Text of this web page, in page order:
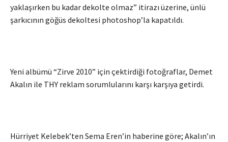
yaklaşırken bu kadar dekolte olmaz” itirazı üzerine, ünlü
şarkıcının göğüs dekoltesi photoshop’la kapatıldı.
Yeni albümü “Zirve 2010” için çektirdiği fotoğraflar, Demet
Akalın ile THY reklam sorumlularını karşı karşıya getirdi.
Hürriyet Kelebek’ten Sema Eren’in haberine göre; Akalın’ın